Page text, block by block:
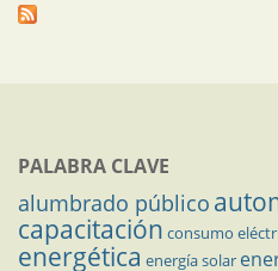
PALABRA CLAVE
alumbrado público
capacitación consumo
energética energía solar